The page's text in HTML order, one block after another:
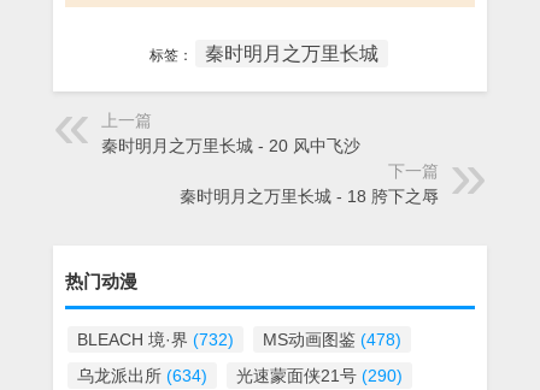
标签： 秦时明月之万里长城
上一篇
秦时明月之万里长城 - 20 风中飞沙
下一篇
秦时明月之万里长城 - 18 胯下之辱
热门动漫
BLEACH 境·界 (732) MS动画图鉴 (478)
乌龙派出所 (634) 光速蒙面侠21号 (290)